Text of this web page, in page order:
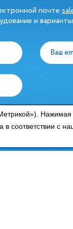
Нажимая
в соответствии с
почте
и
Ваш